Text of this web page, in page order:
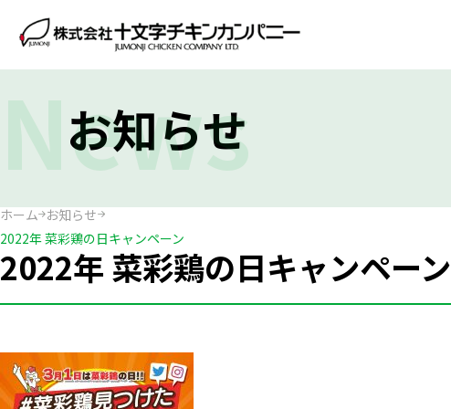
お知らせ
News
ホーム お知らせ
2022年 菜彩鶏の日キャンペーン
2022年 菜彩鶏の日キャンペーン